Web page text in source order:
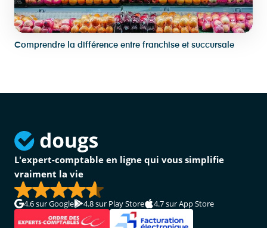
Comprendre la différence entre franchise et succursale
L'expert-comptable en ligne qui vous simplifie
vraiment la vie
4.6sur Google 4.8sur Play Store 4.7sur App Store